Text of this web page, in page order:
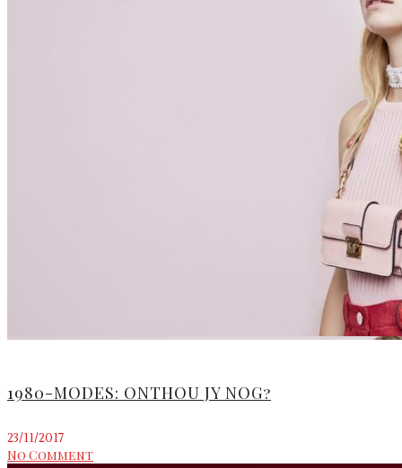
1980-MODES: ONTHOU JY NOG?
23/11/2017
No Comment